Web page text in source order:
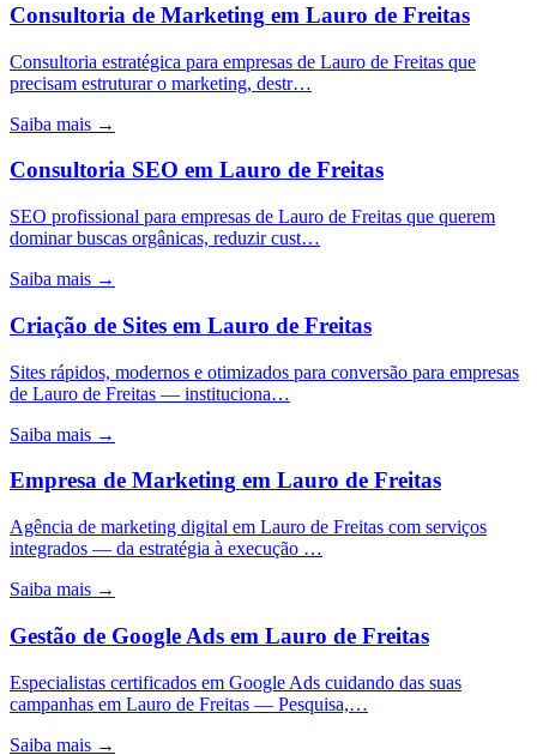
Consultoria de Marketing em Lauro de Freitas
Consultoria estratégica para empresas de Lauro de Freitas que
precisam estruturar o marketing, destr…
Saiba mais →
Consultoria SEO em Lauro de Freitas
SEO profissional para empresas de Lauro de Freitas que querem
dominar buscas orgânicas, reduzir cust…
Saiba mais →
Criação de Sites em Lauro de Freitas
Sites rápidos, modernos e otimizados para conversão para empresas
de Lauro de Freitas — instituciona…
Saiba mais →
Empresa de Marketing em Lauro de Freitas
Agência de marketing digital em Lauro de Freitas com serviços
integrados — da estratégia à execução …
Saiba mais →
Gestão de Google Ads em Lauro de Freitas
Especialistas certificados em Google Ads cuidando das suas
campanhas em Lauro de Freitas — Pesquisa,…
Saiba mais →